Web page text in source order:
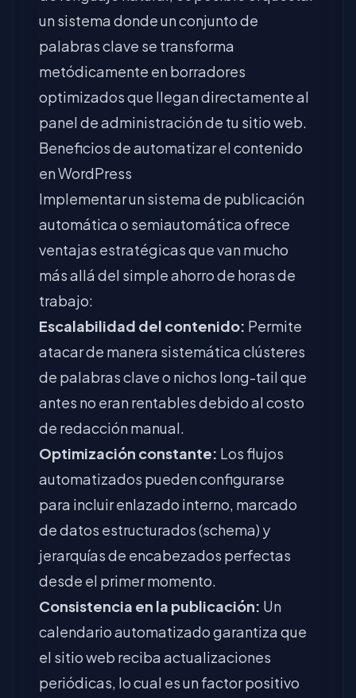
un sistema donde un conjunto de
palabras clave se transforma
metódicamente en borradores
optimizados que llegan directamente al
panel de administración de tu sitio web.
Beneficios de automatizar el contenido
en WordPress
Implementar un sistema de publicación
automática o semiautomática ofrece
ventajas estratégicas que van mucho
más allá del simple ahorro de horas de
trabajo:
Escalabilidad del contenido: Permite
atacar de manera sistemática clústeres
de palabras clave o nichos long-tail que
antes no eran rentables debido al costo
de redacción manual.
Optimización constante: Los flujos
automatizados pueden configurarse
para incluir enlazado interno, marcado
de datos estructurados (schema) y
jerarquías de encabezados perfectas
desde el primer momento.
Consistencia en la publicación: Un
calendario automatizado garantiza que
el sitio web reciba actualizaciones
periódicas, lo cual es un factor positivo